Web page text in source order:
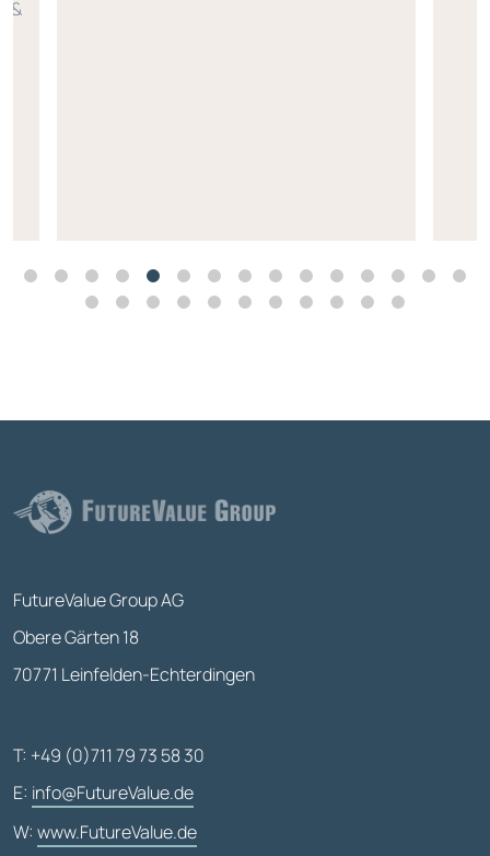
&
FutureValue Group AG
Obere Gärten 18
70771 Leinfelden-Echterdingen
T: +49 (0)711 79 73 58 30
E: info@FutureValue.de
W: www.FutureValue.de